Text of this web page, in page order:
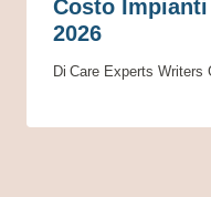
Costo
2026
Di Care Experts Writers